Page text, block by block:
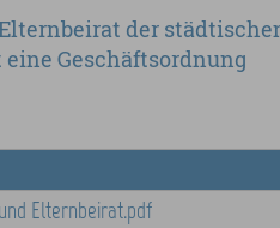
der
Geschäftsordnung
Elternbeirat.pdf